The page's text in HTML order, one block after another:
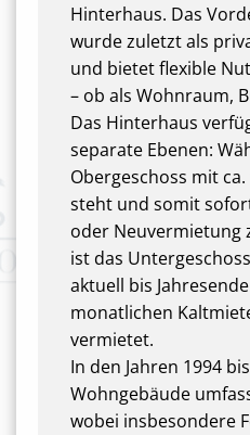
Hinterhaus. Das
wurde zuletzt als
und bietet flexible
– ob als Wohnraum,
Das Hinterhaus
separate Ebenen:
Obergeschoss mit
steht und somit
oder Neuvermietung
ist das
aktuell bis
monatlichen
vermietet.
In den Jahren 1994
Wohngebäude
wobei insbesondere